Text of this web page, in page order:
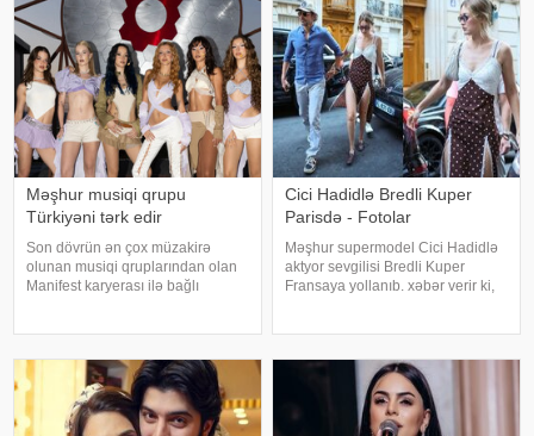
Məşhur musiqi qrupu
Türkiyəni tərk edir
Son dövrün ən çox müzakirə
olunan musiqi qruplarından olan
Manifest karyerası ilə bağlı
Tolqa Akış üzvlərin sentyabr
ayında İstanbuldak
Cici Hadidlə Bredli Kuper
Parisdə - Fotolar
Məşhur supermodel Cici Hadidlə
aktyor sevgilisi Bredli Kuper
Fransaya yollanıb. xəbər verir ki,
Malikdən ayrıldıqdan sonra Cicini